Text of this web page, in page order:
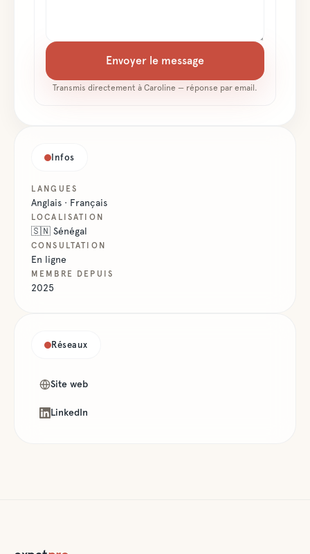
Envoyer le message
Transmis directement à Caroline — réponse par email.
Infos
LANGUES
Anglais · Français
LOCALISATION
🇸🇳 Sénégal
CONSULTATION
En ligne
MEMBRE DEPUIS
2025
Réseaux
Site web
LinkedIn